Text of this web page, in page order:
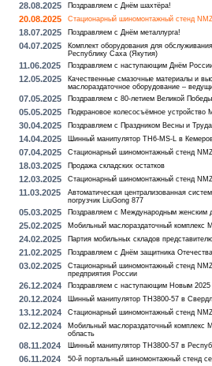
28.08.2025 Поздравляем с Днём шахтёра!
20.08.2025 Стационарный шиномонтажный стенд
18.07.2025 Поздравляем с Днём металлурга!
04.07.2025
Комплект оборудования для
Республику Саха (Якутия)
11.06.2025 Поздравляем с наступающим Днём
12.05.2025
Качественные смазочные материалы и
маслораздаточное оборудование –
07.05.2025 Поздравляем с 80-летием Великой
05.05.2025 Подкрановое колесосъёмное устройство
30.04.2025 Поздравляем с Праздником Весны и
14.04.2025 Шинный манипулятор TH6-MS-L в
07.04.2025 Стационарный шиномонтажный стенд
18.03.2025 Продажа складских остатков
12.03.2025 Стационарный шиномонтажный стенд
11.03.2025
Автоматическая централизованная
погрузчик LiuGong 877
05.03.2025 Поздравляем с Международным женским
25.02.2025 Мобильный маслораздаточный комплекс
24.02.2025 Партия мобильных складов
21.02.2025 Поздравляем с Днём защитника
03.02.2025
Стационарный шиномонтажный стенд
предприятия России
26.12.2024 Поздравляем с наступающим Новым 2025
20.12.2024 Шинный манипулятор TH3800-57 в
13.12.2024 Стационарный шиномонтажный стенд
02.12.2024
Мобильный маслораздаточный
область
08.11.2024 Шинный манипулятор TH3800-57 в
06.11.2024 50-й портальный шиномонтажный стенд